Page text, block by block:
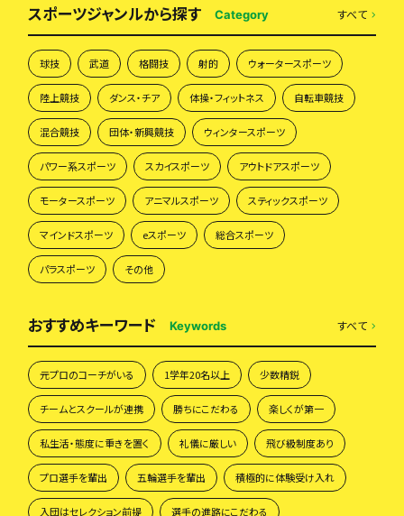
スポーツジャンルから探す Category すべて
球技 武道 格闘技 射的 ウォータースポーツ
陸上競技 ダンス・チア 体操・フィットネス 自転車競技
混合競技 団体・新興競技 ウィンタースポーツ
パワー系スポーツ スカイスポーツ アウトドアスポーツ
モータースポーツ アニマルスポーツ スティックスポーツ
マインドスポーツ eスポーツ 総合スポーツ
パラスポーツ その他
おすすめキーワード Keywords すべて
元プロのコーチがいる 1学年20名以上 少数精鋭
チームとスクールが連携 勝ちにこだわる 楽しくが第一
私生活・態度に重きを置く 礼儀に厳しい 飛び級制度あり
プロ選手を輩出 五輪選手を輩出 積極的に体験受け入れ
入団はセレクション前提 選手の進路にこだわる